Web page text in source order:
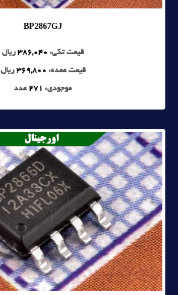
BP2867GJ
قیمت تکی: 386,040 ریال
قیمت عمده: 369,800 ریال
موجودی: 271 عدد